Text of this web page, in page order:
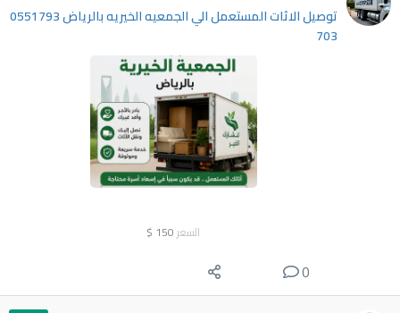
توصيل الاثات المستعمل الي الجمعيه الخيريه بالرياض 0551793
703
السعر 150
$
0